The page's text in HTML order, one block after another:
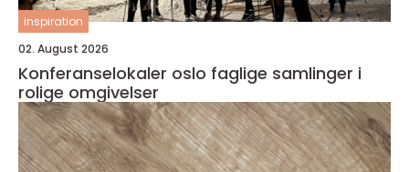
inspiration
02. August 2026
Konferanselokaler oslo faglige samlinger i
rolige omgivelser